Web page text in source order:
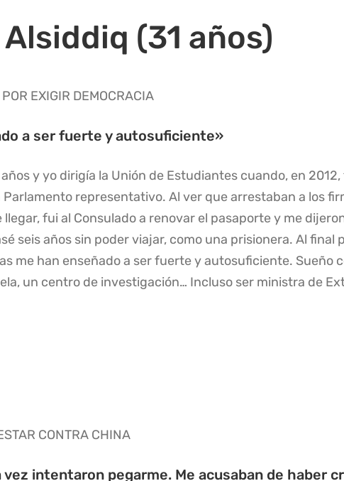
(31 años)
EXIGIR DEMOCRACIA
a ser fuerte y autosuficiente»
y yo dirigía la Unión de Estudiantes cuando, en
representativo. Al ver que arrestaban a los
fui al Consulado a renovar el pasaporte y me
seis años sin poder viajar, como una prisionera. Al final
me han enseñado a ser fuerte y autosuficiente. Sueño
un centro de investigación… Incluso ser ministra de
CONTRA CHINA
intentaron pegarme. Me acusaban de haber